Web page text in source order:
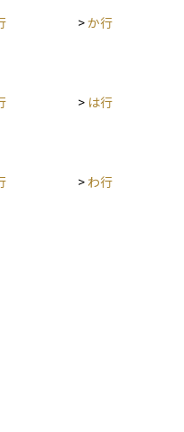
>か行
> は行
> わ行